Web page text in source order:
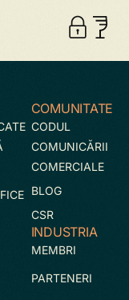
COMUNITATE
CODUL
COMUNICĂRII
COMERCIALE
BLOG
CSR
INDUSTRIA
MEMBRI
PARTENERI